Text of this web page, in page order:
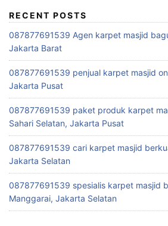
RECENT POSTS
087877691539 Agen karpet masjid
Jakarta Barat
087877691539 penjual karpet masjid
Jakarta Pusat
087877691539 paket produk karpet
Sahari Selatan, Jakarta Pusat
087877691539 cari karpet masjid
Jakarta Selatan
087877691539 spesialis karpet masjid
Manggarai, Jakarta Selatan